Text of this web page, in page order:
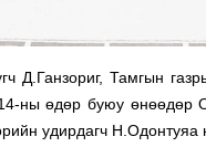
Д.Ганзориг, Тамгын
ны өдөр буюу өнөөдөр
удирдагч Н.Одонтуяа